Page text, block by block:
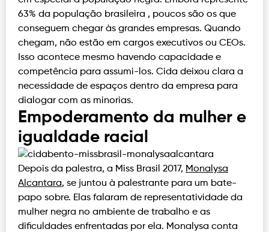
63% da população brasileira , poucos são os que
conseguem chegar às grandes empresas. Quando
chegam, não estão em cargos executivos ou CEOs.
Isso acontece mesmo havendo capacidade e
competência para assumi-los. Cida deixou clara a
necessidade de espaços dentro da empresa para
dialogar com as minorias.
Empoderamento da mulher e
igualdade racial
Depois da palestra, a Miss Brasil 2017, Monalysa
Alcantara, se juntou à palestrante para um bate-
papo sobre. Elas falaram de representatividade da
mulher negra no ambiente de trabalho e as
dificuldades enfrentadas por ela. Monalysa conta